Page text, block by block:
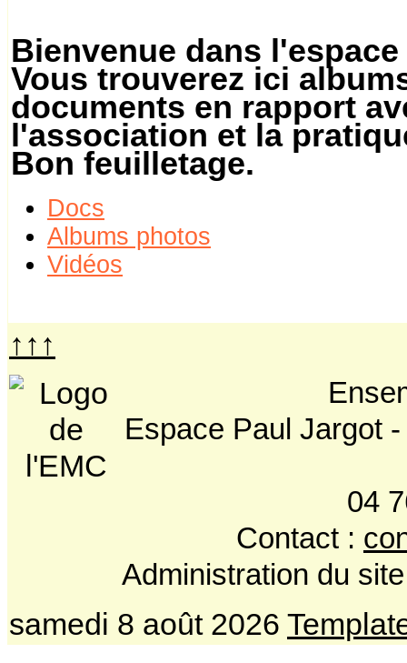
Bienvenue dans
Vous trouverez ici
documents en rapport
l'association et la
Bon feuilletage.
Docs
Albums photos
Vidéos
↑↑↑
Espace Paul Jargot
04
Contact :
Administration du
samedi 8 août 2026